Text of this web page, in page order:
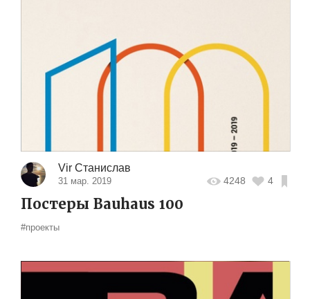
Vir Станислав
31 мар. 2019 4248 4
Постеры Bauhaus 100
#проекты